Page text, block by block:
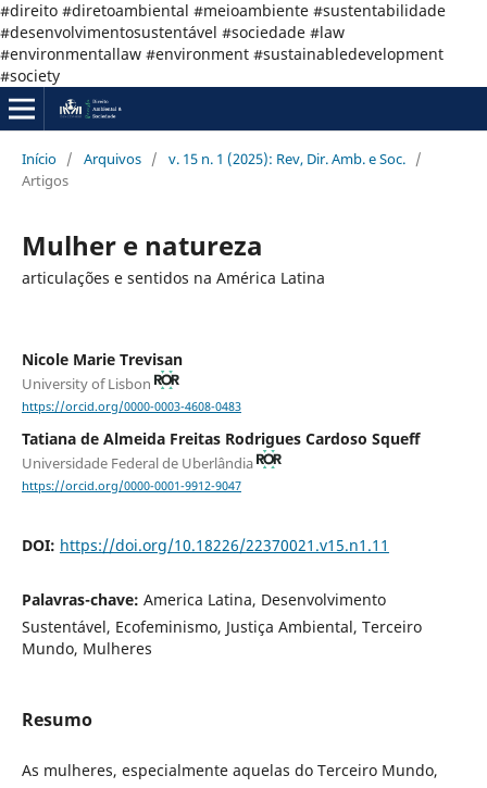
#direito #diretoambiental #meioambiente #sustentabilidade
#desenvolvimentosustentável #sociedade #law
#environmentallaw #environment #sustainabledevelopment
#society
Início / Arquivos / v. 15 n. 1 (2025): Rev, Dir. Amb. e Soc. /
Artigos
Mulher e natureza
articulações e sentidos na América Latina
Nicole Marie Trevisan
University of Lisbon
https://orcid.org/0000-0003-4608-0483
Tatiana de Almeida Freitas Rodrigues Cardoso Squeff
Universidade Federal de Uberlândia
https://orcid.org/0000-0001-9912-9047
DOI: https://doi.org/10.18226/22370021.v15.n1.11
Palavras-chave: America Latina, Desenvolvimento
Sustentável, Ecofeminismo, Justiça Ambiental, Terceiro
Mundo, Mulheres
Resumo
As mulheres, especialmente aquelas do Terceiro Mundo,